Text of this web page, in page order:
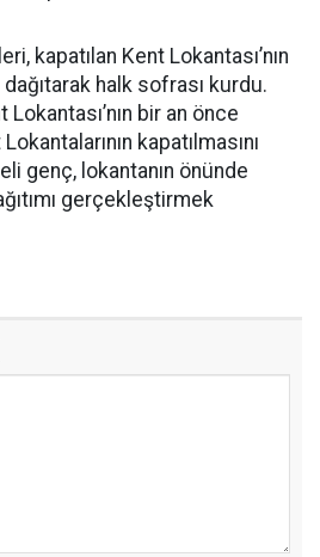
kapatılan Kent Lokantası’nın
halk sofrası kurdu.
bir an önce
kapatılmasını
genç, lokantanın önünde
gerçekleştirmek